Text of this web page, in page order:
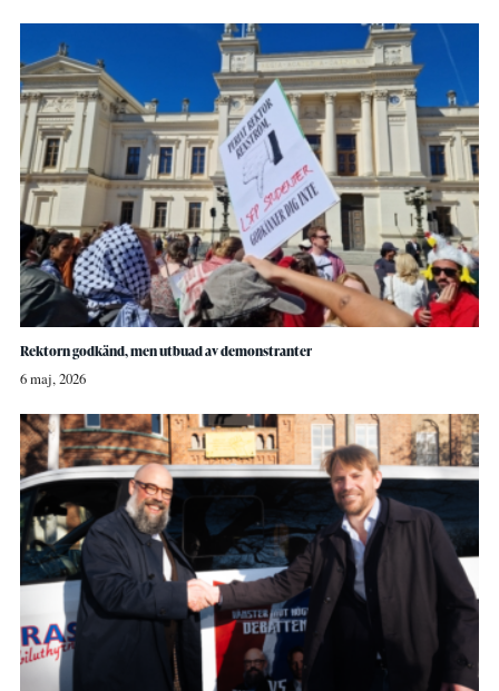
Rektorn godkänd, men utbuad av demonstranter
6 maj, 2026